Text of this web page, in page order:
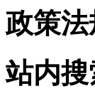
政策法
站内搜